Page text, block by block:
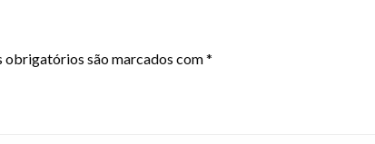
obrigatórios são marcados com*